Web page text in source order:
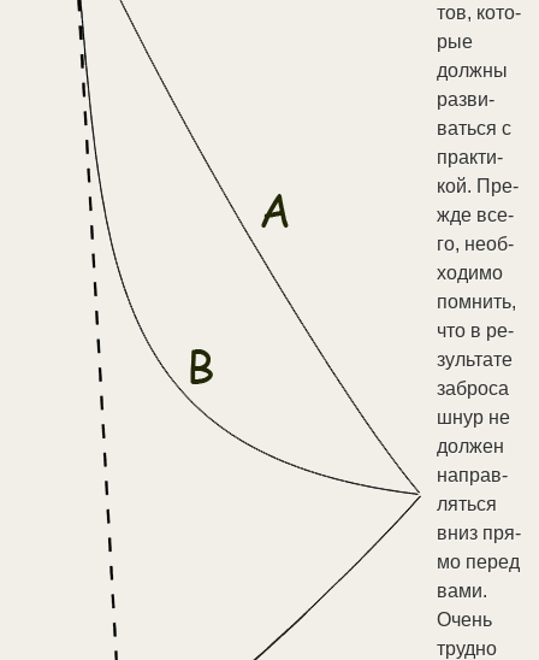
тов, ко­то­
рые
долж­ны
раз­ви­
вать­ся с
прак­ти­
кой. Пре­
ж­де все­
го, не­об­
хо­ди­мо
пом­нить,
что в ре­
зуль­та­те
за­бро­са
шнур не
дол­жен
на­прав­
лять­ся
вниз пря­
мо пе­ред
ва­ми.
Очень
труд­но